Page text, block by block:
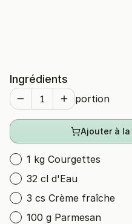
Ingrédients
portion
Ajouter à
1 kg Courgettes
32 cl d'Eau
3 cs Crème fraîche
100 g Parmesan